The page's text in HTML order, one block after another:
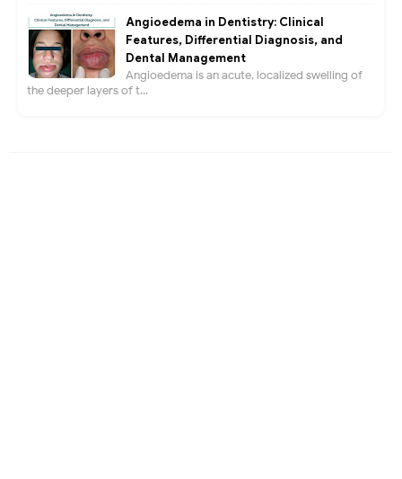
Angioedema in Dentistry: Clinical
Features, Differential Diagnosis, and
Dental Management
Angioedema is an acute, localized swelling of
the deeper layers of t...